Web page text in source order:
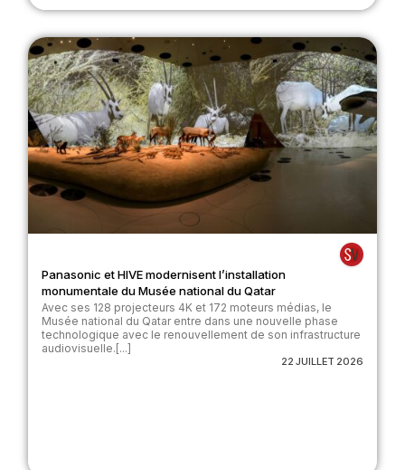
Panasonic et HIVE modernisent l’installation
monumentale du Musée national du Qatar
Avec ses 128 projecteurs 4K et 172 moteurs médias, le
Musée national du Qatar entre dans une nouvelle phase
technologique avec le renouvellement de son infrastructure
audiovisuelle.[...]
22 JUILLET 2026